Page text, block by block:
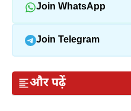
Join WhatsApp
Join Telegram
और पढ़ें